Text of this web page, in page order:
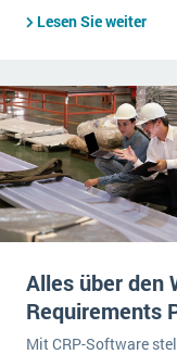
Lesen Sie weiter
Alles über den
Requirements
Mit CRP-Software